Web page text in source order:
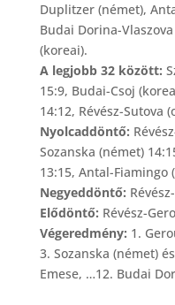
Duplitzer (német),
Budai Dorina-
(koreai).
A legjobb 32 között:
15:9, Budai-Csoj
14:12, Révész-Sutova
Nyolcaddöntő:
Sozanska (német)
13:15, Antal-Fiamingo
Negyeddöntő:
Elődöntő: Révész-
Végeredmény: 1.
3. Sozanska (német)
Emese, …12. Budai